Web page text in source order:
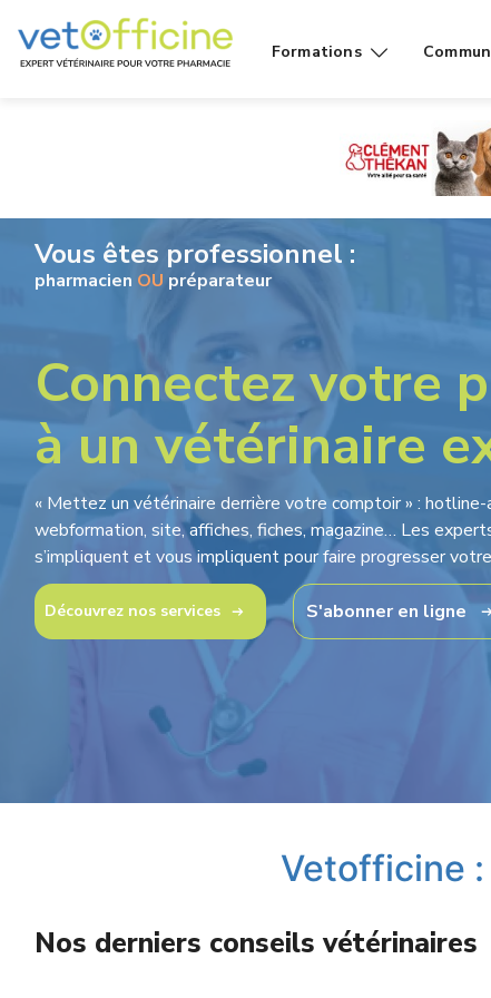
Formations
Rayons
Vidéo
Affiches
Fiches
Vous êtes professionnel :
pharmacien OU préparateur
Connectez votre
à un vétérinaire
« Mettez un vétérinaire derrière votre comptoir » : hotline-
webformation, site, affiches, fiches, magazine… Les
s’impliquent et vous impliquent pour faire progresser
Découvrez nos services S'abonner en ligne
Vetofficine
Nos derniers conseils vétérinaires